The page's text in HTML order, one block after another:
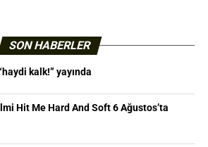
SON HABERLER
kalk!” yayında
Hit Me Hard And Soft 6 Ağustos’ta